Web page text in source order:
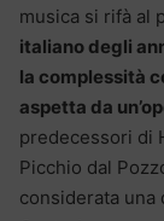
musica si rifà al
italiano degli
la complessità
aspetta da
predecessori di
Picchio dal
considerata